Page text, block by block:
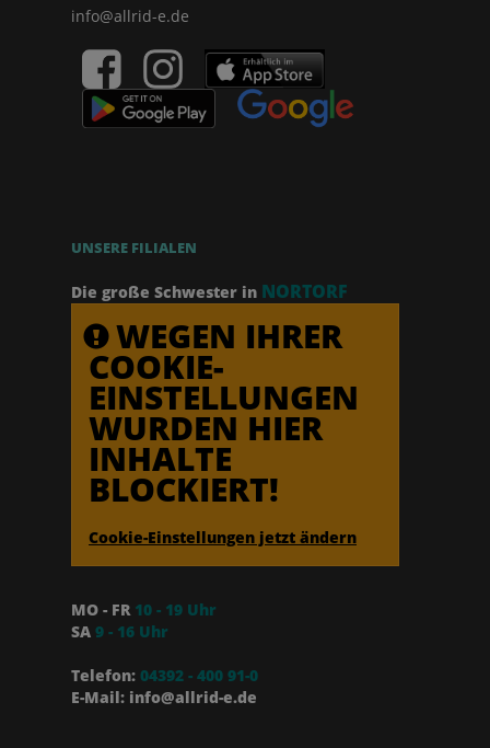
info@allrid-e.de
UNSERE FILIALEN
Die große Schwester in NORTORF
WEGEN IHRER
COOKIE-
EINSTELLUNGEN
WURDEN HIER
INHALTE
BLOCKIERT!
Cookie-Einstellungen jetzt ändern
MO - FR 10 - 19 Uhr
SA 9 - 16 Uhr
Telefon: 04392 - 400 91-0
E-Mail: info@allrid-e.de